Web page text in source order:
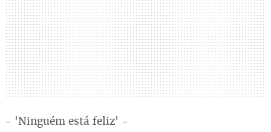
- 'Ninguém está feliz' -